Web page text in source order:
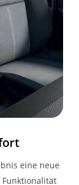
eine neue